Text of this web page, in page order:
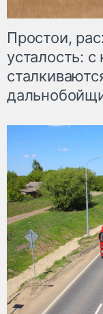
Простои,
усталость: